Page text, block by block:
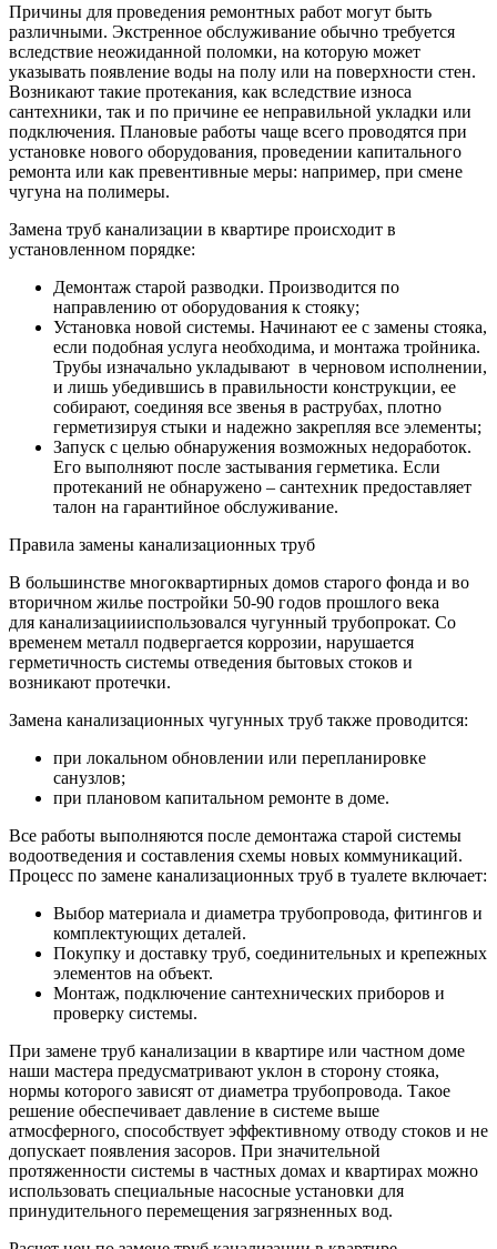
Причины для проведения ремонтных работ могут быть
различными. Экстренное обслуживание обычно требуется
вследствие неожиданной поломки, на которую может
указывать появление воды на полу или на поверхности стен.
Возникают такие протекания, как вследствие износа
сантехники, так и по причине ее неправильной укладки или
подключения. Плановые работы чаще всего проводятся при
установке нового оборудования, проведении капитального
ремонта или как превентивные меры: например, при смене
чугуна на полимеры.
Замена труб канализации в квартире происходит в
установленном порядке:
Демонтаж старой разводки. Производится по
направлению от оборудования к стояку;
Установка новой системы. Начинают ее с замены стояка,
если подобная услуга необходима, и монтажа тройника.
Трубы изначально укладывают в черновом исполнении,
и лишь убедившись в правильности конструкции, ее
собирают, соединяя все звенья в раструбах, плотно
герметизируя стыки и надежно закрепляя все элементы;
Запуск с целью обнаружения возможных недоработок.
Его выполняют после застывания герметика. Если
протеканий не обнаружено – сантехник предоставляет
талон на гарантийное обслуживание.
Правила замены канализационных труб
В большинстве многоквартирных домов старого фонда и во
вторичном жилье постройки 50-90 годов прошлого века
для канализациииспользовался чугунный трубопрокат. Со
временем металл подвергается коррозии, нарушается
герметичность системы отведения бытовых стоков и
возникают протечки.
Замена канализационных чугунных труб также проводится:
при локальном обновлении или перепланировке
санузлов;
при плановом капитальном ремонте в доме.
Все работы выполняются после демонтажа старой системы
водоотведения и составления схемы новых коммуникаций.
Процесс по замене канализационных труб в туалете включает:
Выбор материала и диаметра трубопровода, фитингов и
комплектующих деталей.
Покупку и доставку труб, соединительных и крепежных
элементов на объект.
Монтаж, подключение сантехнических приборов и
проверку системы.
При замене труб канализации в квартире или частном доме
наши мастера предусматривают уклон в сторону стояка,
нормы которого зависят от диаметра трубопровода. Такое
решение обеспечивает давление в системе выше
атмосферного, способствует эффективному отводу стоков и не
допускает появления засоров. При значительной
протяженности системы в частных домах и квартирах можно
использовать специальные насосные установки для
принудительного перемещения загрязненных вод.